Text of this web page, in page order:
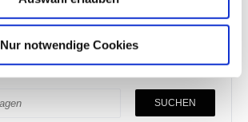
Nur notwendige Cookies